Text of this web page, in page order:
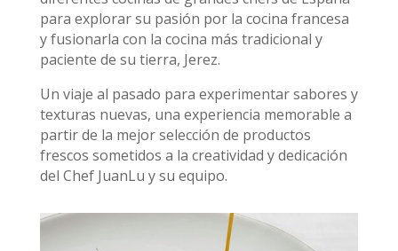
para explorar su pasión por la cocina francesa
y fusionarla con la cocina más tradicional y
paciente de su tierra, Jerez.
Un viaje al pasado para experimentar sabores y
texturas nuevas, una experiencia memorable a
partir de la mejor selección de productos
frescos sometidos a la creatividad y dedicación
del Chef JuanLu y su equipo.